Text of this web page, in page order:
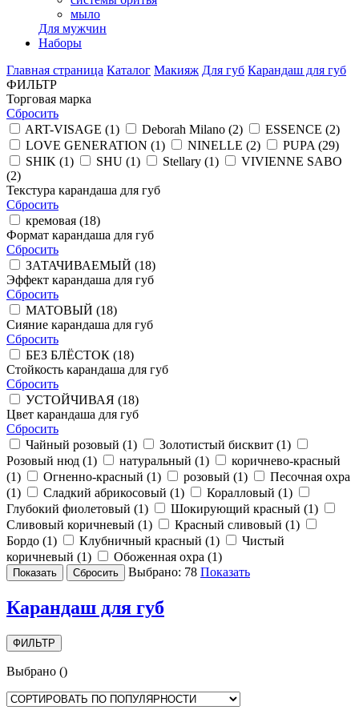
мыло
Для мужчин
Наборы
Главная страница Каталог Макияж Для губ Карандаш для губ
ФИЛЬТР
Торговая марка
Сбросить
ART-VISAGE (1) Deborah Milano (2) ESSENCE (2)
LOVE GENERATION (1) NINELLE (2) PUPA (29)
SHIK (1) SHU (1) Stellary (1)
VIVIENNE SABO
(2)
Текстура карандаша для губ
Сбросить
кремовая (18)
Формат карандаша для губ
Сбросить
ЗАТАЧИВАЕМЫЙ (18)
Эффект карандаша для губ
Сбросить
МАТОВЫЙ (18)
Сияние карандаша для губ
Сбросить
БЕЗ БЛЁСТОК (18)
Стойкость карандаша для губ
Сбросить
УСТОЙЧИВАЯ (18)
Цвет карандаша для губ
Сбросить
Чайный розовый (1) Золотистый бисквит (1)
Розовый нюд (1) натуральный (1)
коричнево-красный
(1) Огненно-красный (1) розовый (1)
Песочная охра
(1) Сладкий абрикосовый (1) Коралловый (1)
Глубокий фиолетовый (1) Шокирующий красный (1)
Сливовый коричневый (1) Красный сливовый (1)
Бордо (1) Клубничный красный (1)
Чистый
коричневый (1) Обоженная охра (1)
Выбрано: 78 Показать
Карандаш для губ
ФИЛЬТР
Выбрано ()